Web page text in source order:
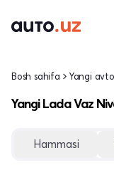
Bosh sahifa Yangi
Yangi Lada Vaz
Hammasi